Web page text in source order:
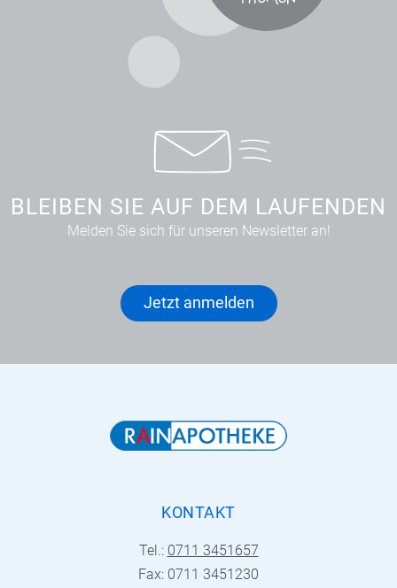
BLEIBEN SIE AUF DEM LAUFENDEN
Melden Sie sich für unseren Newsletter an!
Jetzt anmelden
KONTAKT
Tel.: 0711 3451657
Fax: 0711 3451230